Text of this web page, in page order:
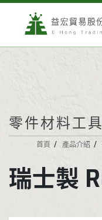
零件材料工具
首頁 產品介紹
瑞士製